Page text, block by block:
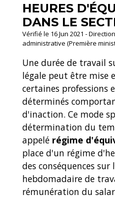
HEURES
DANS LE
Vérifié le 16 Jun 2021 -
administrative (Première
Une durée de travail
légale peut être mise
certaines professions
déterminés
d'inaction. Ce mode
détermination du
appelé régime
place d'un régime
des conséquences sur
hebdomadaire de
rémunération du